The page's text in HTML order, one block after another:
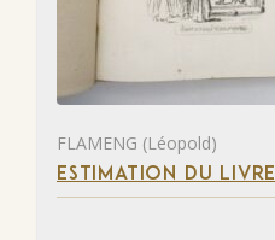
FLAMENG (Léopold)
ESTIMATION DU